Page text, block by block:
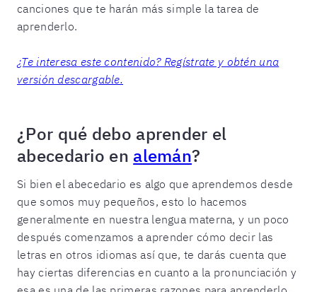
canciones que te harán más simple la tarea de
aprenderlo.
¿Te interesa este contenido? Regístrate y obtén una
versión descargable.
¿Por qué debo aprender el
abecedario en alemán?
Si bien el abecedario es algo que aprendemos desde
que somos muy pequeños, esto lo hacemos
generalmente en nuestra lengua materna, y un poco
después comenzamos a aprender cómo decir las
letras en otros idiomas así que, te darás cuenta que
hay ciertas diferencias en cuanto a la pronunciación y